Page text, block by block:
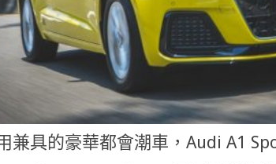
兼具的豪華都會潮車，Audi A1